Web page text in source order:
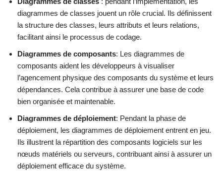
diagrammes de classes jouent un rôle crucial. Ils définissent
la structure des classes, leurs attributs et leurs relations,
facilitant ainsi le processus de codage.
Diagrammes de composants: Les diagrammes de
composants aident les développeurs à visualiser
l’agencement physique des composants du système et leurs
dépendances. Cela contribue à assurer une base de code
bien organisée et maintenable.
Diagrammes de déploiement: Pendant la phase de
déploiement, les diagrammes de déploiement entrent en jeu.
Ils illustrent la répartition des composants logiciels sur les
nœuds matériels ou serveurs, contribuant ainsi à assurer un
déploiement efficace du système.